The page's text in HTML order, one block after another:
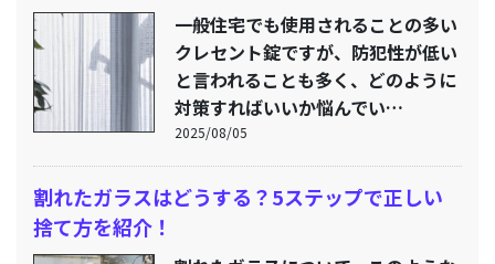
一般住宅でも使用されることの多い
クレセント錠ですが、防犯性が低い
と言われることも多く、どのように
対策すればいいか悩んでい…
2025/08/05
割れたガラスはどうする？5ステップで正しい
捨て方を紹介！